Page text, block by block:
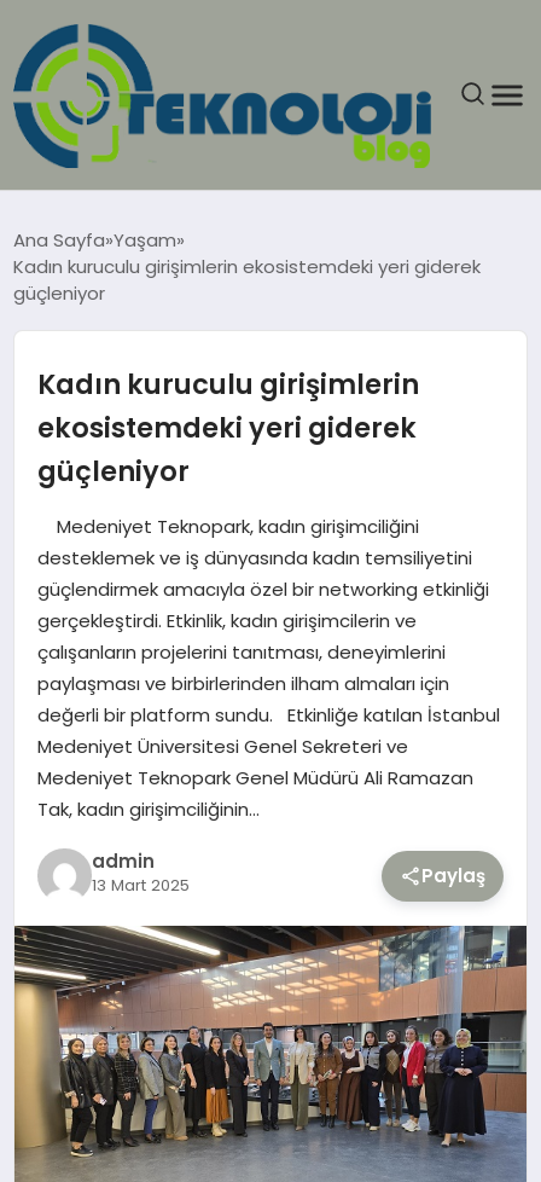
GÜNCEL
GENEL
GÜNDEM
TEKNOLOJI
YAŞAM
Ana Sayfa Yaşam
Kadın kuruculu girişimlerin ekosistemdeki yeri giderek
güçleniyor
Kadın kuruculu girişimlerin
ekosistemdeki yeri giderek
güçleniyor
Medeniyet Teknopark, kadın girişimciliğini
desteklemek ve iş dünyasında kadın temsiliyetini
güçlendirmek amacıyla özel bir networking etkinliği
gerçekleştirdi. Etkinlik, kadın girişimcilerin ve
çalışanların projelerini tanıtması, deneyimlerini
paylaşması ve birbirlerinden ilham almaları için
değerli bir platform sundu. Etkinliğe katılan İstanbul
Medeniyet Üniversitesi Genel Sekreteri ve
Medeniyet Teknopark Genel Müdürü Ali Ramazan
Tak, kadın girişimciliğinin…
admin
13 Mart 2025 Paylaş